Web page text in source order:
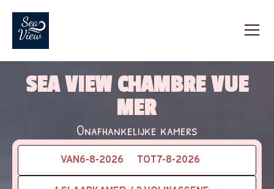
SEA VIEW CHAMBRE VUE
MER
Onafhankelijke kamers
VAN TOT